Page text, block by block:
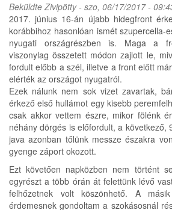
BeküldteZivipötty- szo, 06/17/2017 -
2017. június 16-án újabb hidegfront
korábbihoz hasonlóan ismét szupercella-
nyugati országrészben is. Maga a
viszonylag összetett módon zajlott le,
fordult előbb a szél, illetve a front előtt
elérték az országot nyugatról.
Ezek nálunk nem sok vizet zavartak,
érkező első hullámot egy kisebb
csak akkor vettem észre, mikor fölénk
néhány dörgés is előfordult, a következő,
java azonban tőlünk messze északra
gyenge záport okozott.
Ezt követően napközben nem történt
egyrészt a több órán át felettünk lévő
felhőzetnek volt köszönhető. A
érdemesnek gondoltam a szokásosnál